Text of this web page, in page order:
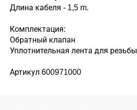
Длина кабеля - 1,5 m.
Комплектация:
Обратный клапан
Уплотнительная лента для резьбы
Артикул 600971000